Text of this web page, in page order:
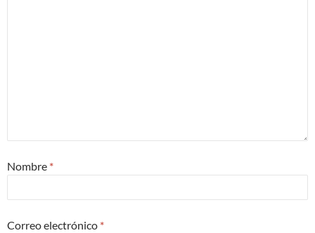
Nombre *
Correo electrónico *